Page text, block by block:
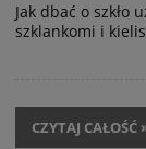
Jak dbać o szkło
szklankomi i
CZYTAJ CAŁOŚĆ